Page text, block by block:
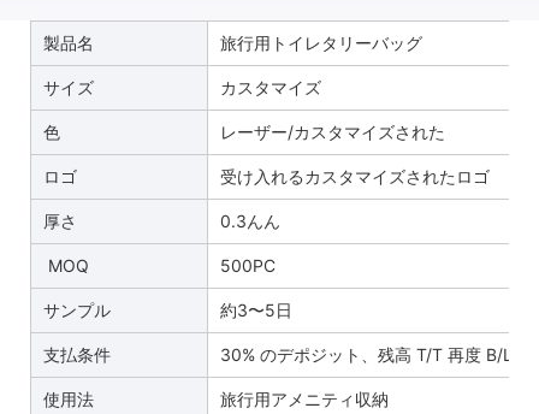
製品名 旅行用トイレタリーバッグ
サイズ カスタマイズ
色 レーザー/カスタマイズされた
ロゴ 受け入れるカスタマイズされたロゴ
厚さ 0.3んん
MOQ 500PC
サンプル 約3〜5日
支払条件 30% のデポジット、残高 T/T 再度 B/L コ
使用法 旅行用アメニティ収納